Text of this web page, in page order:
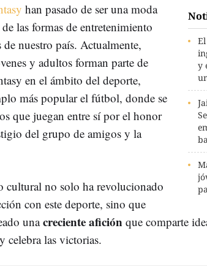
y
han pasado de ser una moda
de las formas de entretenimiento
de nuestro país. Actualmente,
y adultos forman parte de
en el ámbito del deporte,
más popular el fútbol, donde se
que juegan entre sí por el honor
del grupo de amigos y la
cultural no solo ha revolucionado
con este deporte, sino que
unacreciente afición que comparte
celebra las victorias.